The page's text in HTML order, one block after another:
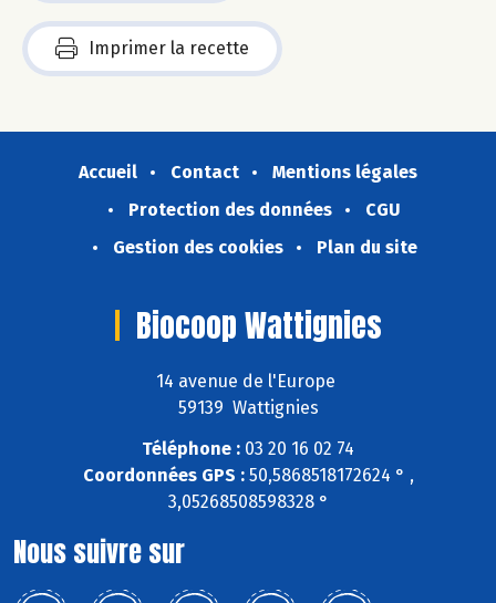
Imprimer la recette
Accueil Contact
Mentions légales
Protection des données
CGU
Gestion des cookies
Plan du site
Biocoop Wattignies
14 avenue de l'Europe
59139 Wattignies
Téléphone : 03 20 16 02 74
Coordonnées GPS :50,5868518172624 ° ,
3,05268508598328 °
Nous suivre sur